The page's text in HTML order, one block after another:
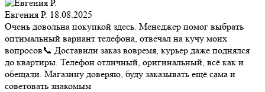
Евгения Р. 18.08.2025
Очень довольна покупкой здесь. Менеджер помог выбрать
оптимальный вариант телефона, отвечал на кучу моих
вопросов📞 Доставили заказ вовремя, курьер даже поднялся
до квартиры. Телефон отличный, оригинальный, всё как и
обещали. Магазину доверяю, буду заказывать ещё сама и
советовать знакомым